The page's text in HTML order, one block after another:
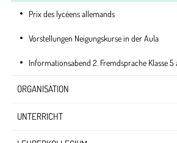
Prix des lycéens allemands
Vorstellungen Neigungskurse in der Aula
Informationsabend 2. Fremdsprache Klasse 5
ORGANISATION
UNTERRICHT